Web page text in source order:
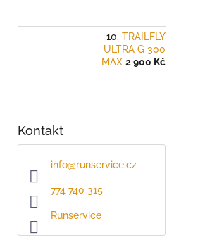
TRAILFLY
ULTRA G 300
MAX 2 900 Kč
Kontakt
info@runservice.cz
774 740 315
Runservice